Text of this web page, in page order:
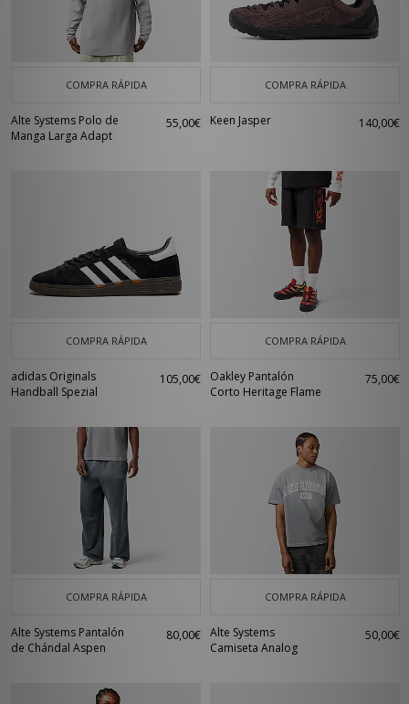
COMPRA RÁPIDA
Alte Systems Polo de
Manga Larga Adapt
55,00€
COMPRA RÁPIDA
Keen Jasper 140,00€
COMPRA RÁPIDA
adidas Originals
Handball Spezial
105,00€
COMPRA RÁPIDA
Oakley Pantalón
Corto Heritage Flame
75,00€
COMPRA RÁPIDA
Alte Systems Pantalón
de Chándal Aspen
80,00€
COMPRA RÁPIDA
Alte Systems
Camiseta Analog
50,00€